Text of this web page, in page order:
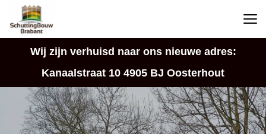
Wij zijn verhuisd naar ons nieuwe adres:
Kanaalstraat 10 4905 BJ Oosterhout